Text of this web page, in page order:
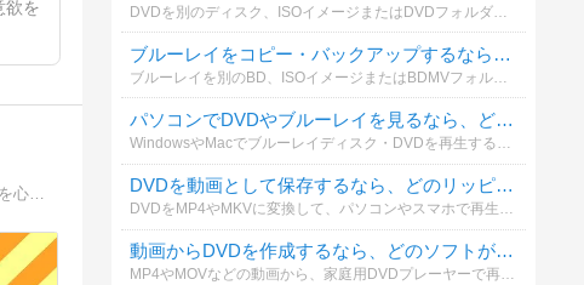
欲を
ブルーレイをコピー・バックアップするなら、どのソフトがおすすめですか？
ブルーレイを別のBD、ISOイメージまたはBDMVフォルダーとして保存する際、実際に利用しているソフトを教えてください。
パソコンでDVDやブルーレイを見るなら、どの再生ソフトがおすすめですか？
WindowsやMacでブルーレイディスク・DVDを再生する際、普段使っているソフトを教えてください。再生の安定性、画質、操作性などを基準に選んでください。
DVDを動画として保存するなら、どのリッピングソフトがおすすめですか？
DVDをMP4やMKVに変換して、パソコンやスマホで再生する場合に使っているソフトを教えてください。無料・有料を問わず投票できます。
動画からDVDを作成するなら、どのソフトが一番おすすめですか？
MP4やMOVなどの動画から、家庭用DVDプレーヤーで再生できるDVDを作成する場合に使っているソフトを教えてください。メニュー作成や字幕追加などの使いやすさも含めて選べます。